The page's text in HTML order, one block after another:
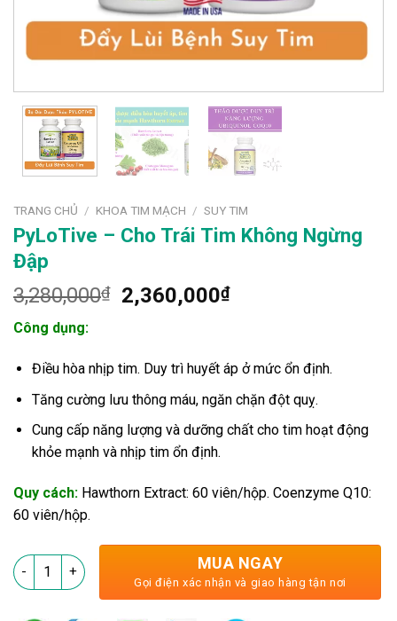
TRANG CHỦ / KHOA TIM MẠCH / SUY TIM
PyLoTive – Cho Trái Tim Không Ngừng
Đập
3,280,000₫
Giá
3,280,000₫.
2,360,000₫Giá
là:
2,360,000₫.
Công dụng:
Điều hòa nhịp tim. Duy trì huyết áp ở mức ổn định.
Tăng cường lưu thông máu, ngăn chặn đột quỵ.
Cung cấp năng lượng và dưỡng chất cho tim hoạt động
khỏe mạnh và nhịp tim ổn định.
Quy cách: Hawthorn Extract: 60 viên/hộp. Coenzyme Q10:
60 viên/hộp.
PyLoTive - Cho Trái Tim Không Ngừng Đập số lượng
MUA NGAY
Gọi điện xác nhận và giao hàng tận nơi